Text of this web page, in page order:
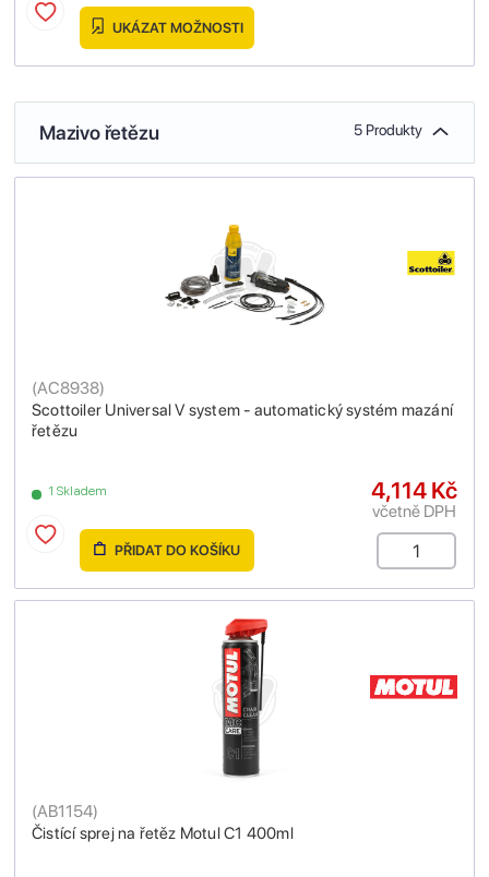
UKÁZAT MOŽNOSTI
Mazivo řetězu 5 Produkty
Scottoiler Universal V system - automatický systém mazání
řetězu
(AC8938)
1 Skladem 4,114 Kč
včetně DPH
PŘIDAT DO KOŠÍKU
Čistící sprej na řetěz Motul C1 400ml
(AB1154)